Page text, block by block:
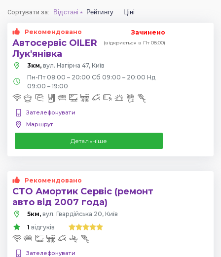
Сортувати за: Відстані Рейтингу Ціні
Рекомендовано
Автосервіс OILER
Лук'янівка
Зачинено
(відкриється в Пт 08:00)
3км, вул. Нагірна 47, Київ
Пн-Пт 08:00 – 20:00 Сб 09:00 – 20:00 Нд
09:00 – 19:00
Зателефонувати
Маршрут
Детальніше
Рекомендовано
СТО Амортик Сервіс (ремонт
авто від 2007 года)
5км, вул. Гвардійська 20, Київ
1 відгуків
Зателефонувати